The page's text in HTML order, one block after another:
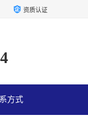
资质认证
方式